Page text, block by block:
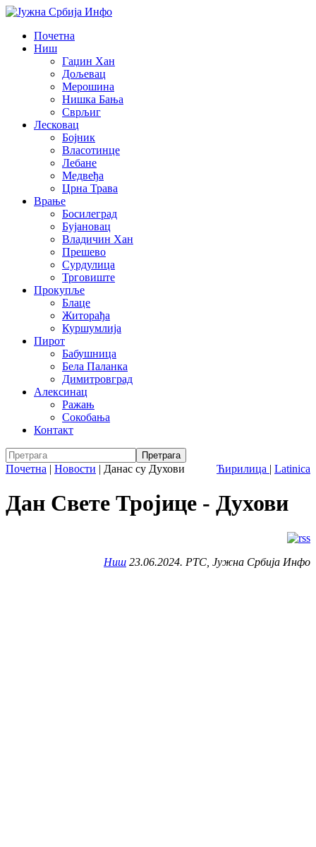
Почетна
Ниш
Гаџин Хан
Дољевац
Мерошина
Нишка Бања
Сврљиг
Лесковац
Бојник
Власотинце
Лебане
Медвеђа
Црна Трава
Врање
Босилеград
Бујановац
Владичин Хан
Прешево
Сурдулица
Трговиште
Прокупље
Блаце
Житорађа
Куршумлија
Пирот
Бабушница
Бела Паланка
Димитровград
Алексинац
Ражањ
Сокобања
Контакт
Ћирилица | Latinica
Почетна | Новости | Данас су Духови
Дан Свете Тројице - Духови
Ниш 23.06.2024. РТС, Јужна Србија Инфо